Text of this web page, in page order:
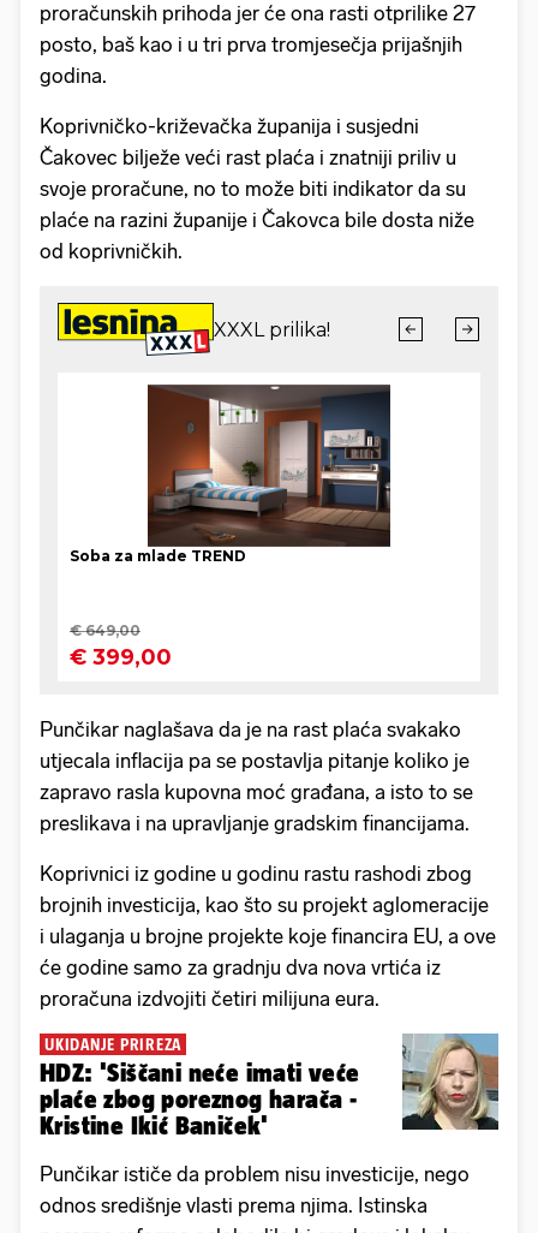
proračunskih prihoda jer će ona rasti otprilike 27
posto, baš kao i u tri prva tromjesečja prijašnjih
godina.
Koprivničko-križevačka županija i susjedni
Čakovec bilježe veći rast plaća i znatniji priliv u
svoje proračune, no to može biti indikator da su
plaće na razini županije i Čakovca bile dosta niže
od koprivničkih.
Punčikar naglašava da je na rast plaća svakako
utjecala inflacija pa se postavlja pitanje koliko je
zapravo rasla kupovna moć građana, a isto to se
preslikava i na upravljanje gradskim financijama.
Koprivnici iz godine u godinu rastu rashodi zbog
brojnih investicija, kao što su projekt aglomeracije
i ulaganja u brojne projekte koje financira EU, a ove
će godine samo za gradnju dva nova vrtića iz
proračuna izdvojiti četiri milijuna eura.
UKIDANJE PRIREZA
HDZ: 'Siščani neće imati veće
plaće zbog poreznog harača -
Kristine Ikić Baniček'
Punčikar ističe da problem nisu investicije, nego
odnos središnje vlasti prema njima. Istinska